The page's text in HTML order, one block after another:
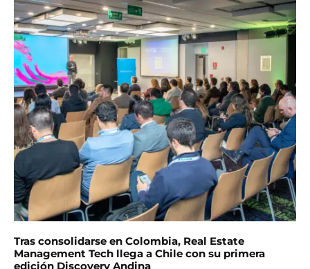
Tras consolidarse en Colombia, Real Estate
Management Tech llega a Chile con su primera
edición Discovery Andina